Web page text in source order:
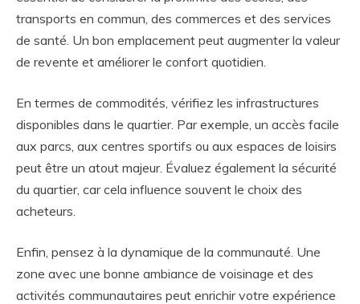
transports en commun, des commerces et des services
de santé. Un bon emplacement peut augmenter la valeur
de revente et améliorer le confort quotidien.
En termes de commodités, vérifiez les infrastructures
disponibles dans le quartier. Par exemple, un accès facile
aux parcs, aux centres sportifs ou aux espaces de loisirs
peut être un atout majeur. Évaluez également la sécurité
du quartier, car cela influence souvent le choix des
acheteurs.
Enfin, pensez à la dynamique de la communauté. Une
zone avec une bonne ambiance de voisinage et des
activités communautaires peut enrichir votre expérience